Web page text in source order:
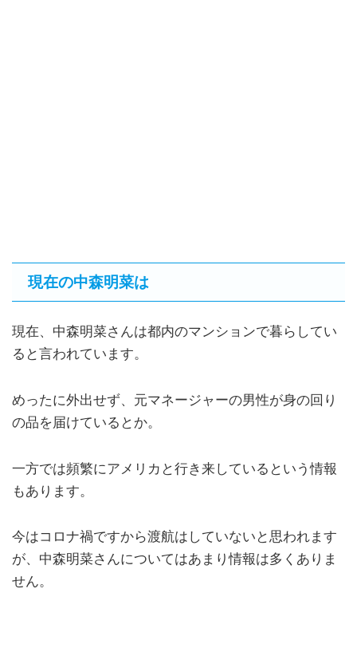
現在の中森明菜は
現在、中森明菜さんは都内のマンションで暮らしてい
ると言われています。
めったに外出せず、元マネージャーの男性が身の回り
の品を届けているとか。
一方では頻繁にアメリカと行き来しているという情報
もあります。
今はコロナ禍ですから渡航はしていないと思われます
が、中森明菜さんについてはあまり情報は多くありま
せん。